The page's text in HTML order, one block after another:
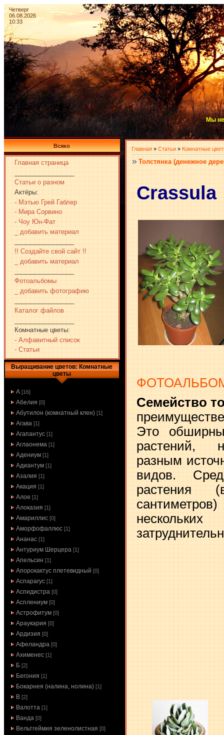
Четверг
06.08.2026
10:33
Мы не
Всяко
Главная страница
Статьи о разном
Актёры:
- Мэтью Грей Габлер
- Мира Сорвино
- Чоу Юн-Фат
_ добавить материал
!! Создайте свой сайт !!
_ добавить материал
Фотоальбомы
_ добавить фотографию
Каталог файлов
Комнатные цветы:
- Алфавитный список
- Статьи
Выращивание цветов: Комнатные
цветы
А [16]
Абелия [0]
Абутилон (комнатный клен) [1]
Агава [1]
Агапантус [1]
Аглаонема [1]
Адениум [1]
Адиантум [1]
Азалия [1]
Акация [1]
Алое [1]
Алоказия [1]
Амариллис [0]
Аморфофаллюс [1]
Ананас [1]
Антуриум Шерцера [1]
Апельсин [1]
Апорокактус плетевидный [0]
Аспарагус [1]
Аспидистра [0]
Асплениум [0]
Астрофитум [0]
Араукария [0]
Ардизия [0]
Афеландра [0]
Ахименес [1]
Б [2]
Бегония [1]
Бокарнея (налина, нолина) [1]
В [2]
Валотта [1]
Ванда [0]
Вельтгеймия зеленолистная [0]
Главная » Статьи » Комнатные
Толстянка (денежное
Crassula
Семейство
Это
растений,
разным
видов.
растения